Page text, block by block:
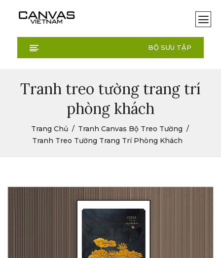
BỘ SƯU TẬP
Tranh treo tường trang trí
phòng khách
Trang Chủ
Tranh Canvas Bộ Treo Tường
Tranh Treo Tường Trang Trí Phòng Khách